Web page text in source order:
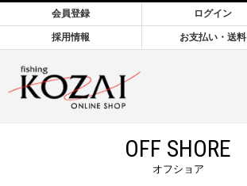
会員登録 ログイン
採用情報 お支払い・送料
OFF SHORE
オフショア